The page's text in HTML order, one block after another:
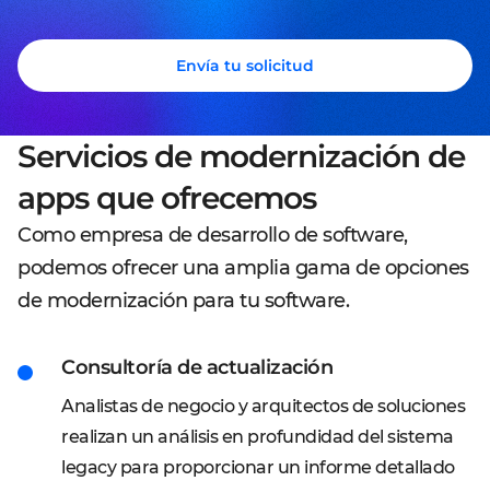
Envía tu solicitud
Servicios de modernización de
apps que ofrecemos
Como empresa de desarrollo de software,
podemos ofrecer una amplia gama de opciones
de modernización para tu software.
Consultoría de actualización
Analistas de negocio y arquitectos de soluciones
realizan un análisis en profundidad del sistema
legacy para proporcionar un informe detallado